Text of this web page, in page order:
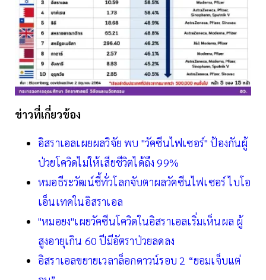
ข่าวที่เกี่ยวข้อง
อิสราเอลเผยผลวิจัย พบ "วัคซีนไฟเซอร์" ป้องกันผู้
ป่วยโควิดไม่ให้เสียชีวิตได้ถึง 99%
หมอธีระวัฒน์ชี้ทั่วโลกจับตาผลวัคซีนไฟเซอร์ ไบโอ
เอ็นเทคในอิสราเอล
"หมอยง"เผยวัคซีนโควิดในอิสราเอลเริ่มเห็นผล ผู้
สูงอายุเกิน 60 ปีมีอัตราป่วยลดลง
อิสราเอลขยายเวลาล็อกดาวน์รอบ 2 “ยอมเจ็บแต่